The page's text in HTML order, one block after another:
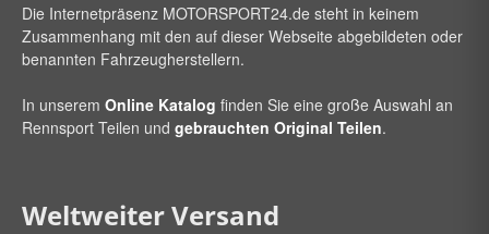
Die Internetpräsenz MOTORSPORT24.de steht in keinem
Zusammenhang mit den auf dieser Webseite abgebildeten oder
benannten Fahrzeugherstellern.
In unserem Online Katalog finden Sie eine große Auswahl an
Rennsport Teilen und gebrauchten Original Teilen.
Weltweiter Versand